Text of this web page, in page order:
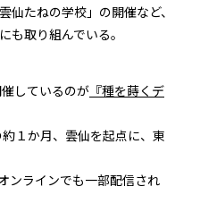
たねの学校」の開催など、
も取り組んでいる。
しているのが 『種を蒔くデ
１か月、雲仙を起点に、東
ンラインでも一部配信され